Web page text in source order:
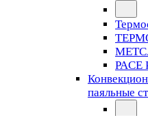
PACE
паяльные